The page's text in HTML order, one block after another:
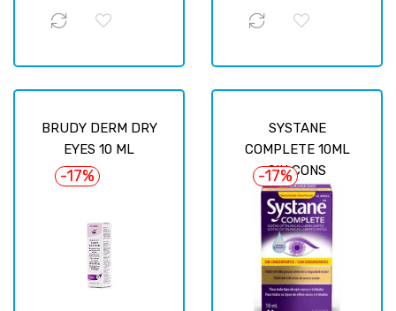
BRUDY DERM DRY
EYES 10 ML
-17%
SYSTANE
COMPLETE 10ML
SIN CONS
-17%